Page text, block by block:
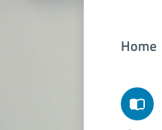
Home